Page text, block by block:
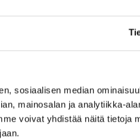
sosiaalisen median
mainosalan ja analytiikka-
voivat yhdistää näitä tietoja
uraa
Salon